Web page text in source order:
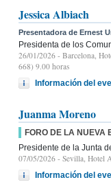
Jessica Albiach
Presentadora de Ernest
Presidenta de los
26/01/2026 - Barcelona,
668) 9.00 horas
Información del
Juanma Moreno
FORO DE LA NUEVA
Presidente de la Junta
07/05/2026 - Sevilla, Hotel
Información del